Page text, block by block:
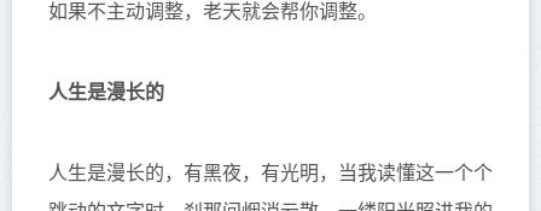
如果不主动调整，老天就会帮你调整。
人生是漫长的
人生是漫长的，有黑夜，有光明，当我读懂这一个个